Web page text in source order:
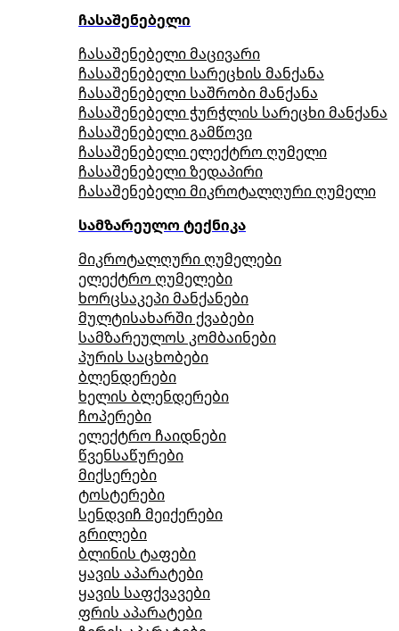
ჩასაშენებელი
ჩასაშენებელი მაცივარი
ჩასაშენებელი სარეცხის მანქანა
ჩასაშენებელი საშრობი მანქანა
ჩასაშენებელი ჭურჭლის სარეცხი მანქანა
ჩასაშენებელი გამწოვი
ჩასაშენებელი ელექტრო ღუმელი
ჩასაშენებელი ზედაპირი
ჩასაშენებელი მიკროტალღური ღუმელი
სამზარეულო ტექნიკა
მიკროტალღური ღუმელები
ელექტრო ღუმელები
ხორცსაკეპი მანქანები
მულტისახარში ქვაბები
სამზარეულოს კომბაინები
პურის საცხობები
ბლენდერები
ხელის ბლენდერები
ჩოპერები
ელექტრო ჩაიდნები
წვენსაწურები
მიქსერები
ტოსტერები
სენდვიჩ მეიქერები
გრილები
ბლინის ტაფები
ყავის აპარატები
ყავის საფქვავები
ფრის აპარატები